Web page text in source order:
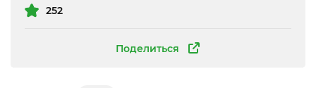
Поделиться
252